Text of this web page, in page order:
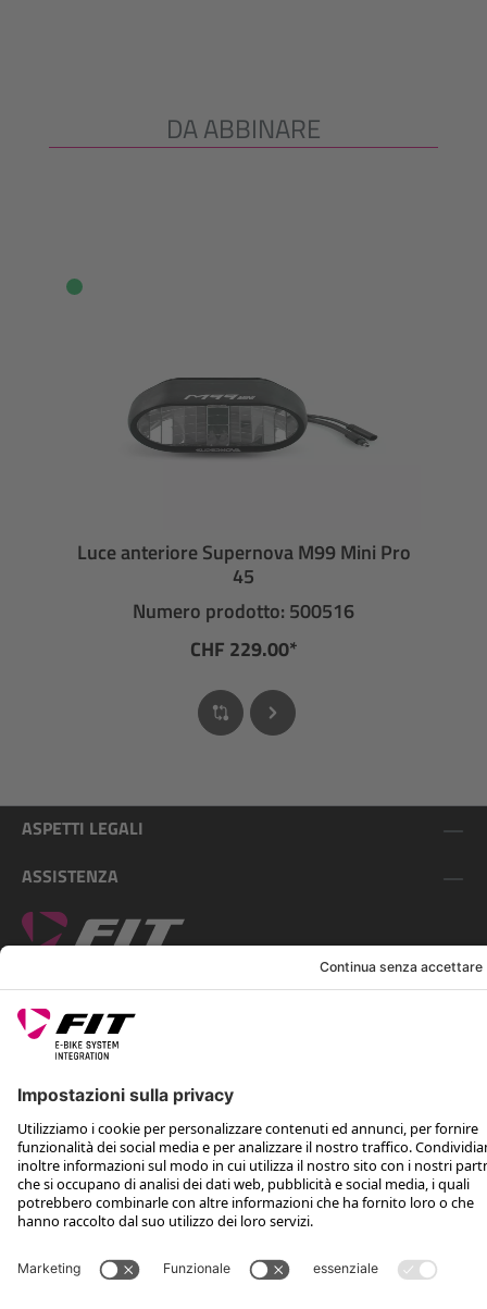
Salta la galleria dei prodotti
DA ABBINARE
Luce anteriore Supernova M99 Mini Pro
45
Numero prodotto: 500516
CHF 229.00*
ASPETTI LEGALI
ASSISTENZA
*Prezzo al dettaglio consigliato IVA inclusa più spese di spedizione e TSA
Rotax Bike Technology AG © 2025